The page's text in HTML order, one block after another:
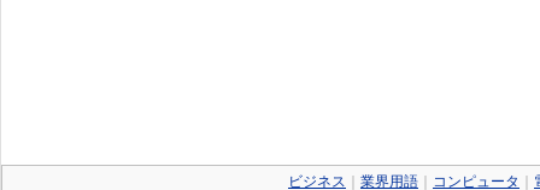
ビジネス 業界用語 コンピュータ